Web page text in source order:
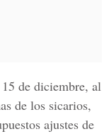
de diciembre, al
de los sicarios,
ajustes de